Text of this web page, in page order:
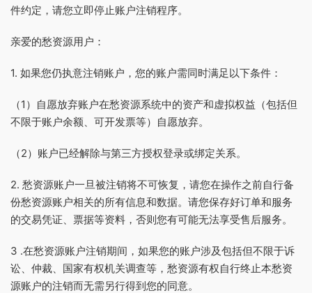
件约定，请您立即停止账户注销程序。
亲爱的愁资源用户：
1. 如果您仍执意注销账户，您的账户需同时满足以下条件：
（1）自愿放弃账户在愁资源系统中的资产和虚拟权益（包括但
不限于账户余额、可开发票等）自愿放弃。
（2）账户已经解除与第三方授权登录或绑定关系。
2. 愁资源账户一旦被注销将不可恢复，请您在操作之前自行备
份愁资源账户相关的所有信息和数据。请您保存好订单和服务
的交易凭证、票据等资料，否则您有可能无法享受售后服务。
3 .在愁资源账户注销期间，如果您的账户涉及包括但不限于诉
讼、仲裁、国家有权机关调查等，愁资源有权自行终止本愁资
源账户的注销而无需另行得到您的同意。